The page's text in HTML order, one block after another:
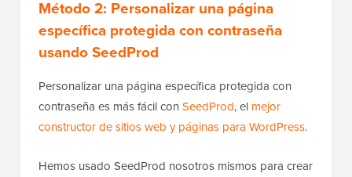
Método 2: Personalizar una página
específica protegida con contraseña
usando SeedProd
Personalizar una página específica protegida con
contraseña es más fácil con SeedProd, el mejor
constructor de sitios web y páginas para WordPress.
Hemos usado SeedProd nosotros mismos para crear